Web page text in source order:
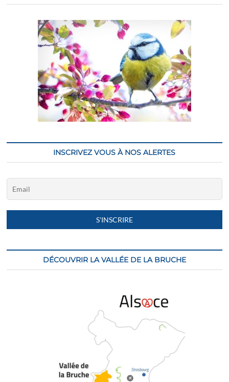
INSCRIVEZ VOUS À NOS ALERTES
DÉCOUVRIR LA VALLÉE DE LA BRUCHE